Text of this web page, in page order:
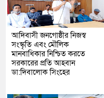
আদিবাসী জনগোষ্ঠীর নিজস্ব
সংস্কৃতি এবং মৌলিক
মানবাধিকার নিশ্চিত করতে
সরকারের প্রতি আহবান
ডা:দিবালোক সিংহের